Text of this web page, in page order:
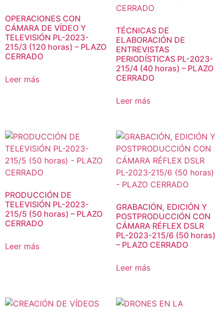
OPERACIONES CON
CÁMARA DE VÍDEO Y
TELEVISIÓN PL-2023-
215/3 (120 horas) – PLAZO
CERRADO
Leer más
TÉCNICAS DE
ELABORACIÓN DE
ENTREVISTAS
PERIODÍSTICAS PL-2023-
215/4 (40 horas) – PLAZO
CERRADO
Leer más
PRODUCCIÓN DE
TELEVISIÓN PL-2023-
215/5 (50 horas) – PLAZO
CERRADO
Leer más
GRABACIÓN, EDICIÓN Y
POSTPRODUCCIÓN CON
CÁMARA RÉFLEX DSLR
PL-2023-215/6 (50 horas)
– PLAZO CERRADO
Leer más